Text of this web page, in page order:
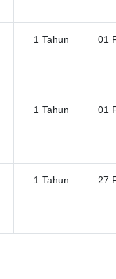
1 Tahun
01
1 Tahun
01
1 Tahun
27